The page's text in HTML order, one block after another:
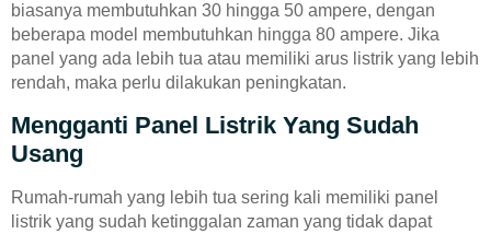
biasanya membutuhkan 30 hingga 50 ampere, dengan
beberapa model membutuhkan hingga 80 ampere. Jika
panel yang ada lebih tua atau memiliki arus listrik yang lebih
rendah, maka perlu dilakukan peningkatan.
Mengganti Panel Listrik Yang Sudah
Usang
Rumah-rumah yang lebih tua sering kali memiliki panel
listrik yang sudah ketinggalan zaman yang tidak dapat